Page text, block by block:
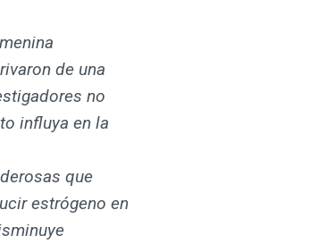
de una
no
influya en la
que
estrógeno en